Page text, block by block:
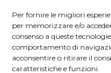
Per fornire le migliori
per memorizzare e/o
consenso a queste
comportamento di
acconsentire o ritirare il
caratteristiche e funzioni.